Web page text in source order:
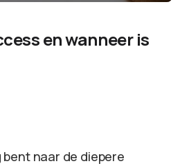
en wanneer is
bent naar de diepere